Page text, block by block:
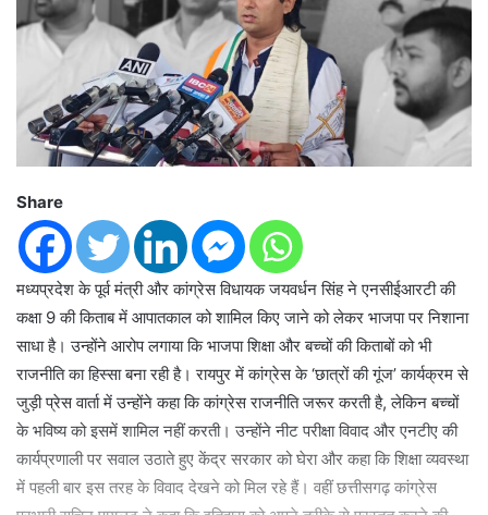
Share
मध्यप्रदेश के पूर्व मंत्री और कांग्रेस विधायक जयवर्धन सिंह ने एनसीईआरटी की
कक्षा 9 की किताब में आपातकाल को शामिल किए जाने को लेकर भाजपा पर निशाना
साधा है। उन्होंने आरोप लगाया कि भाजपा शिक्षा और बच्चों की किताबों को भी
राजनीति का हिस्सा बना रही है। रायपुर में कांग्रेस के ‘छात्रों की गूंज’ कार्यक्रम से
जुड़ी प्रेस वार्ता में उन्होंने कहा कि कांग्रेस राजनीति जरूर करती है, लेकिन बच्चों
के भविष्य को इसमें शामिल नहीं करती। उन्होंने नीट परीक्षा विवाद और एनटीए की
कार्यप्रणाली पर सवाल उठाते हुए केंद्र सरकार को घेरा और कहा कि शिक्षा व्यवस्था
में पहली बार इस तरह के विवाद देखने को मिल रहे हैं। वहीं छत्तीसगढ़ कांग्रेस